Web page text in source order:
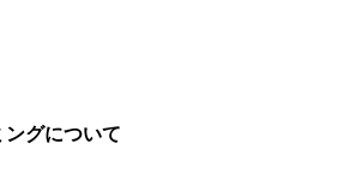
グについて